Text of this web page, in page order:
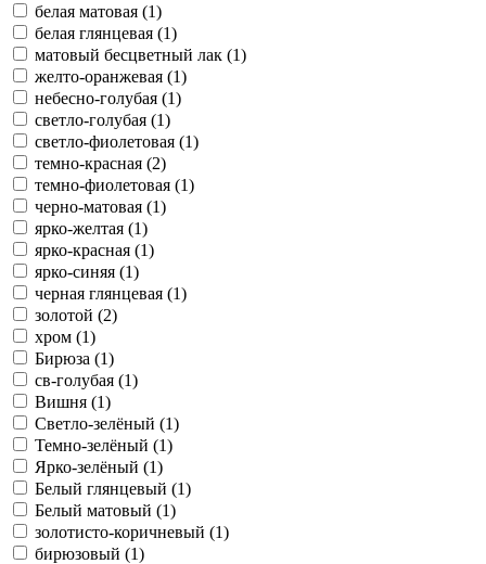
белая матовая (1)
белая глянцевая (1)
матовый бесцветный лак (1)
желто-оранжевая (1)
небесно-голубая (1)
светло-голубая (1)
светло-фиолетовая (1)
темно-красная (2)
темно-фиолетовая (1)
черно-матовая (1)
ярко-желтая (1)
ярко-красная (1)
ярко-синяя (1)
черная глянцевая (1)
золотой (2)
хром (1)
Бирюза (1)
св-голубая (1)
Вишня (1)
Светло-зелёный (1)
Темно-зелёный (1)
Ярко-зелёный (1)
Белый глянцевый (1)
Белый матовый (1)
золотисто-коричневый (1)
бирюзовый (1)